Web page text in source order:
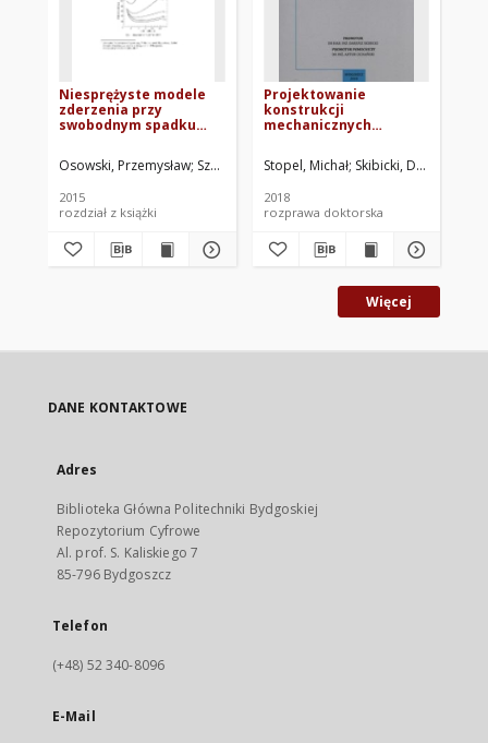
Niesprężyste modele
zderzenia przy
swobodnym spadku
Osowski, Przemysław Szałajda, Tomasz. Oprac. Ślachciak, Dorota.
2015
rozdział z książki
Projektowanie
konstrukcji
mechanicznych
obciążeń narastających
z dużą prędkością
Stopel, Michał Skibicki, Dariusz.
2018
rozprawa doktorska
Więcej
DANE KONTAKTOWE
Adres
Biblioteka Główna Politechniki Bydgoskiej
Repozytorium Cyfrowe
Al. prof. S. Kaliskiego 7
85-796 Bydgoszcz
Telefon
(+48) 52 340-8096
E-Mail